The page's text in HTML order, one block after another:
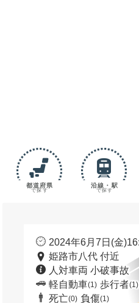
都道府県
で探す
沿線・駅
で探す
2024年6月7日(金
姫路市八代 付近
人対車両 小破事故
軽自動車(1) 歩行者(1)
死亡(0) 負傷(1)